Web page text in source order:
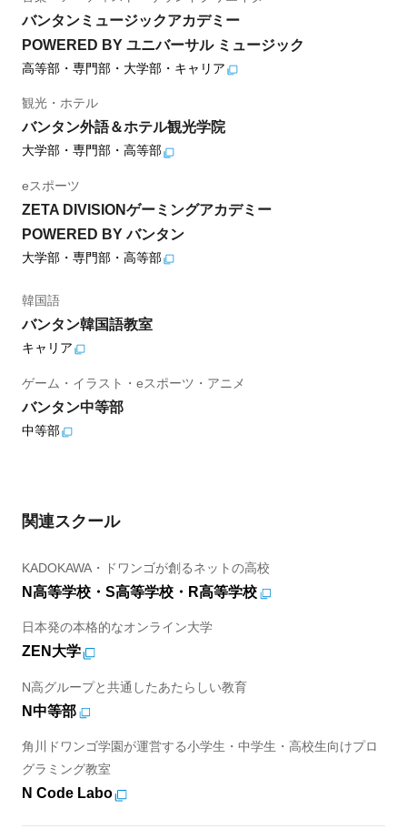
バンタンミュージックアカデミー
POWERED BY ユニバーサル ミュージック
高等部・専門部・大学部・キャリア
観光・ホテル
バンタン外語＆ホテル観光学院
大学部・専門部・高等部
eスポーツ
ZETA DIVISIONゲーミングアカデミー
POWERED BY バンタン
大学部・専門部・高等部
韓国語
バンタン韓国語教室
キャリア
ゲーム・イラスト・eスポーツ・アニメ
バンタン中等部
中等部
関連スクール
KADOKAWA・ドワンゴが創るネットの高校
N高等学校・S高等学校・R高等学校
日本発の本格的なオンライン大学
ZEN大学
N高グループと共通したあたらしい教育
N中等部
角川ドワンゴ学園が運営する小学生・中学生・高校生向けプロ
グラミング教室
N Code Labo